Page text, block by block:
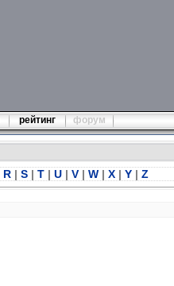
рейтинг форум
R | S | T | U | V | W | X | Y | Z